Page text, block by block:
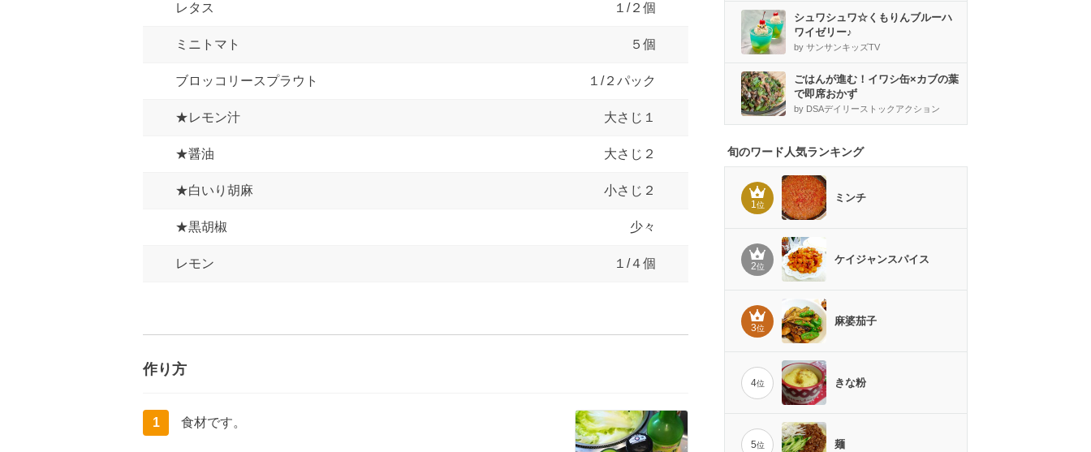
レタス １/２個
ミニトマト ５個
ブロッコリースプラウト １/２パック
★レモン汁 大さじ１
★醤油 大さじ２
★白いり胡麻 小さじ２
★黒胡椒 少々
レモン １/４個
作り方
1 食材です。
シュワシュワ☆くもりんブルーハ
ワイゼリー♪
by サンサンキッズTV
ごはんが進む！イワシ缶×カブの葉
で即席おかず
by DSAデイリーストックアクション
旬のワード人気ランキング
1位
ミンチ
2位
ケイジャンスパイス
3位
麻婆茄子
4位 きな粉
5位 麺